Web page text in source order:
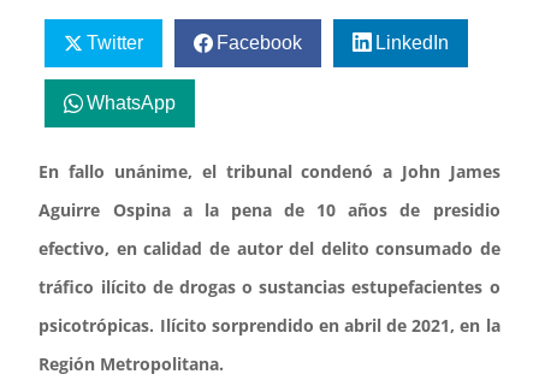
Twitter Facebook LinkedIn
WhatsApp
En fallo unánime, el tribunal condenó a John James
Aguirre Ospina a la pena de 10 años de presidio
efectivo, en calidad de autor del delito consumado de
tráfico ilícito de drogas o sustancias estupefacientes o
psicotrópicas. Ilícito sorprendido en abril de 2021, en la
Región Metropolitana.